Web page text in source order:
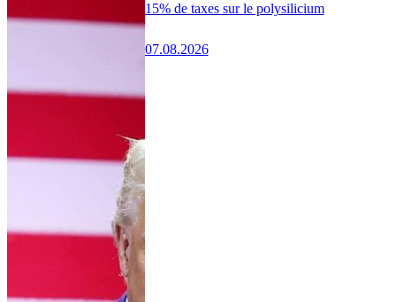
15% de taxes sur le polysilicium
07.08.2026